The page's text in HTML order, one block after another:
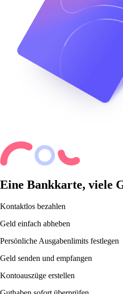
Eine Bankkarte, viele
Kontaktlos bezahlen
Geld einfach abheben
Persönliche Ausgabenlimits festlegen
Geld senden und empfangen
Kontoauszüge erstellen